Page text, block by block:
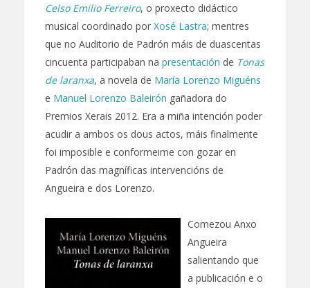
Celso Emilio Ferreiro, o proxecto didáctico
musical coordinado por Xosé Lastra; mentres
que no Auditorio de Padrón máis de duascentas
cincuenta participaban na presentación de Tonas
de laranxa, a novela de María Lorenzo Miguéns
e Manuel Lorenzo Baleirón gañadora do
Premios Xerais 2012. Era a miña intención poder
acudir a ambos os dous actos, máis finalmente
foi imposible e conformeime con gozar en
Padrón das magníficas intervencións de
Angueira e dos Lorenzo.
Comezou Anxo
Angueira
salientando que
a publicación e o